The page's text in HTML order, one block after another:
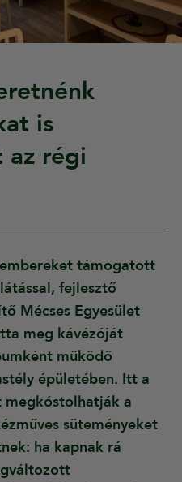
is
az régi
támogatott
fejlesztő
Mécses Egyesület
meg kávézóját
működő
épületében. Itt a
megkóstolhatják a
süteményeket
ha kapnak rá